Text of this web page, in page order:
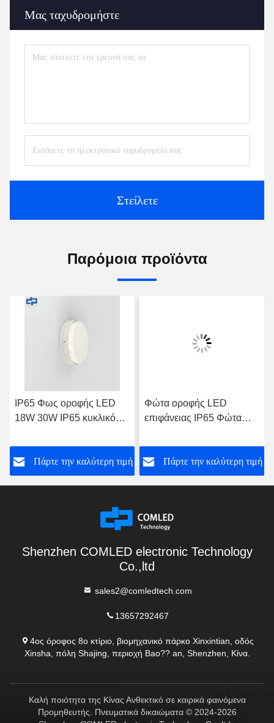
Μας ταχυδρομήστε
Στείλετε
Παρόμοια προϊόντα
IP65 Φως οροφής LED
18W 30W IP65 κυκλικό
Πάρτε την καλύτερη τιμή
Φώτα οροφής LED
επιφάνειας IP65 Φώτα
τύπου AC 277V
Πάρτε την καλύτερη τιμή
Shenzhen COMLED electronic Technology
Co.,ltd
sales2@comledtech.com
13657292467
4ος όροφος 8ο κτίριο, βιομηχανικό πάρκο Xinxintian, οδός
Xinsha, πόλη Shajing, περιοχή Bao?? an, Shenzhen, Κίνα.
Καλή ποιότητα της Κίνας Ανθεκτικό σε καιρικά φαινόμενα
Προμηθευτής. Πνευματικά δικαιώματα © 2024-2026